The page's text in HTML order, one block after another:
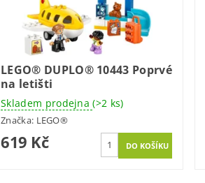
LEGO® DUPLO® 10443 Poprvé
na letišti
Skladem prodejna(>2 ks)
Značka: LEGO®
619 Kč